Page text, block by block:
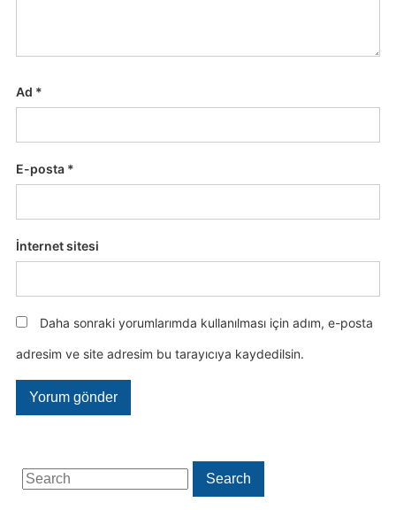
Search
for:
Search
Ad *
E-posta *
İnternet sitesi
Daha sonraki yorumlarımda kullanılması için adım, e-posta
adresim ve site adresim bu tarayıcıya kaydedilsin.